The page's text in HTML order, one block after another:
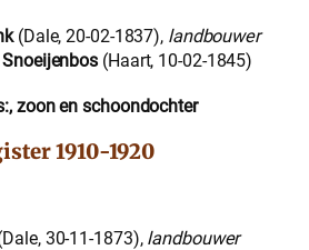
(Dale, 20-02-1837), landbouwer
(Haart, 10-02-1845)
zoon en schoondochter
1910-1920
30-11-1873), landbouwer